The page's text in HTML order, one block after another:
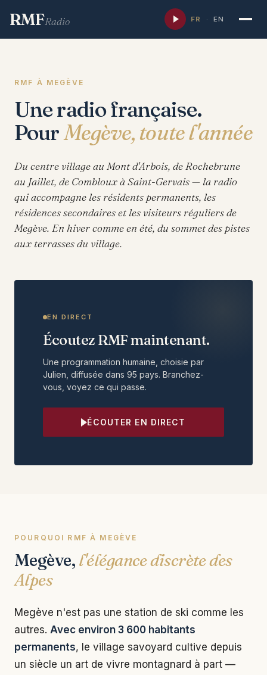
RMFRadio FR · EN
RMF À MEGÈVE
Une radio française.
PourMegève, toute l'année
Du centre village au Mont d'Arbois, de Rochebrune
au Jaillet, de Combloux à Saint-Gervais — la radio
qui accompagne les résidents permanents, les
résidences secondaires et les visiteurs réguliers de
Megève. En hiver comme en été, du sommet des pistes
aux terrasses du village.
EN DIRECT
Écoutez RMF maintenant.
Une programmation humaine, choisie par
Julien, diffusée dans 95 pays. Branchez-
vous, voyez ce qui passe.
ÉCOUTER EN DIRECT
POURQUOI RMF À MEGÈVE
Megève, l'élégance discrète des
Alpes
Megève n'est pas une station de ski comme les
autres. Avec environ 3 600 habitants
permanents, le village savoyard cultive depuis
un siècle un art de vivre montagnard à part —